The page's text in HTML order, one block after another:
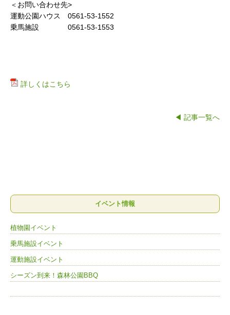
＜お問い合わせ先>
運動公園ハウス 0561-53-1552
乗馬施設 0561-53-1553
詳しくはこちら
◀ 記事一覧へ
イベント情報
植物園イベント
乗馬施設イベント
運動施設イベント
シーズン到来！森林公園BBQ